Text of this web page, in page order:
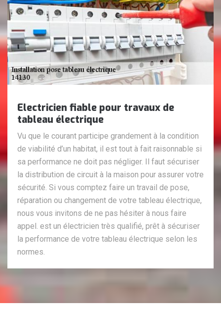
Electricien fiable pour travaux de
tableau électrique
Vu que le courant participe grandement à la condition
de viabilité d’un habitat, il est tout à fait raisonnable si
sa performance ne doit pas négliger. Il faut sécuriser
la distribution de circuit à la maison pour assurer votre
sécurité. Si vous comptez faire un travail de pose,
réparation ou changement de votre tableau électrique,
nous vous invitons de ne pas hésiter à nous faire
appel. est un électricien très qualifié, prêt à sécuriser
la performance de votre tableau électrique selon les
normes.